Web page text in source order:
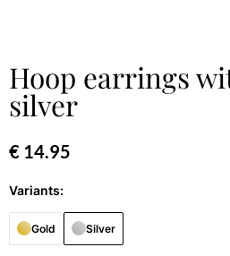
Hoop earrings
silver
€ 14.95
Variants:
Gold Silver